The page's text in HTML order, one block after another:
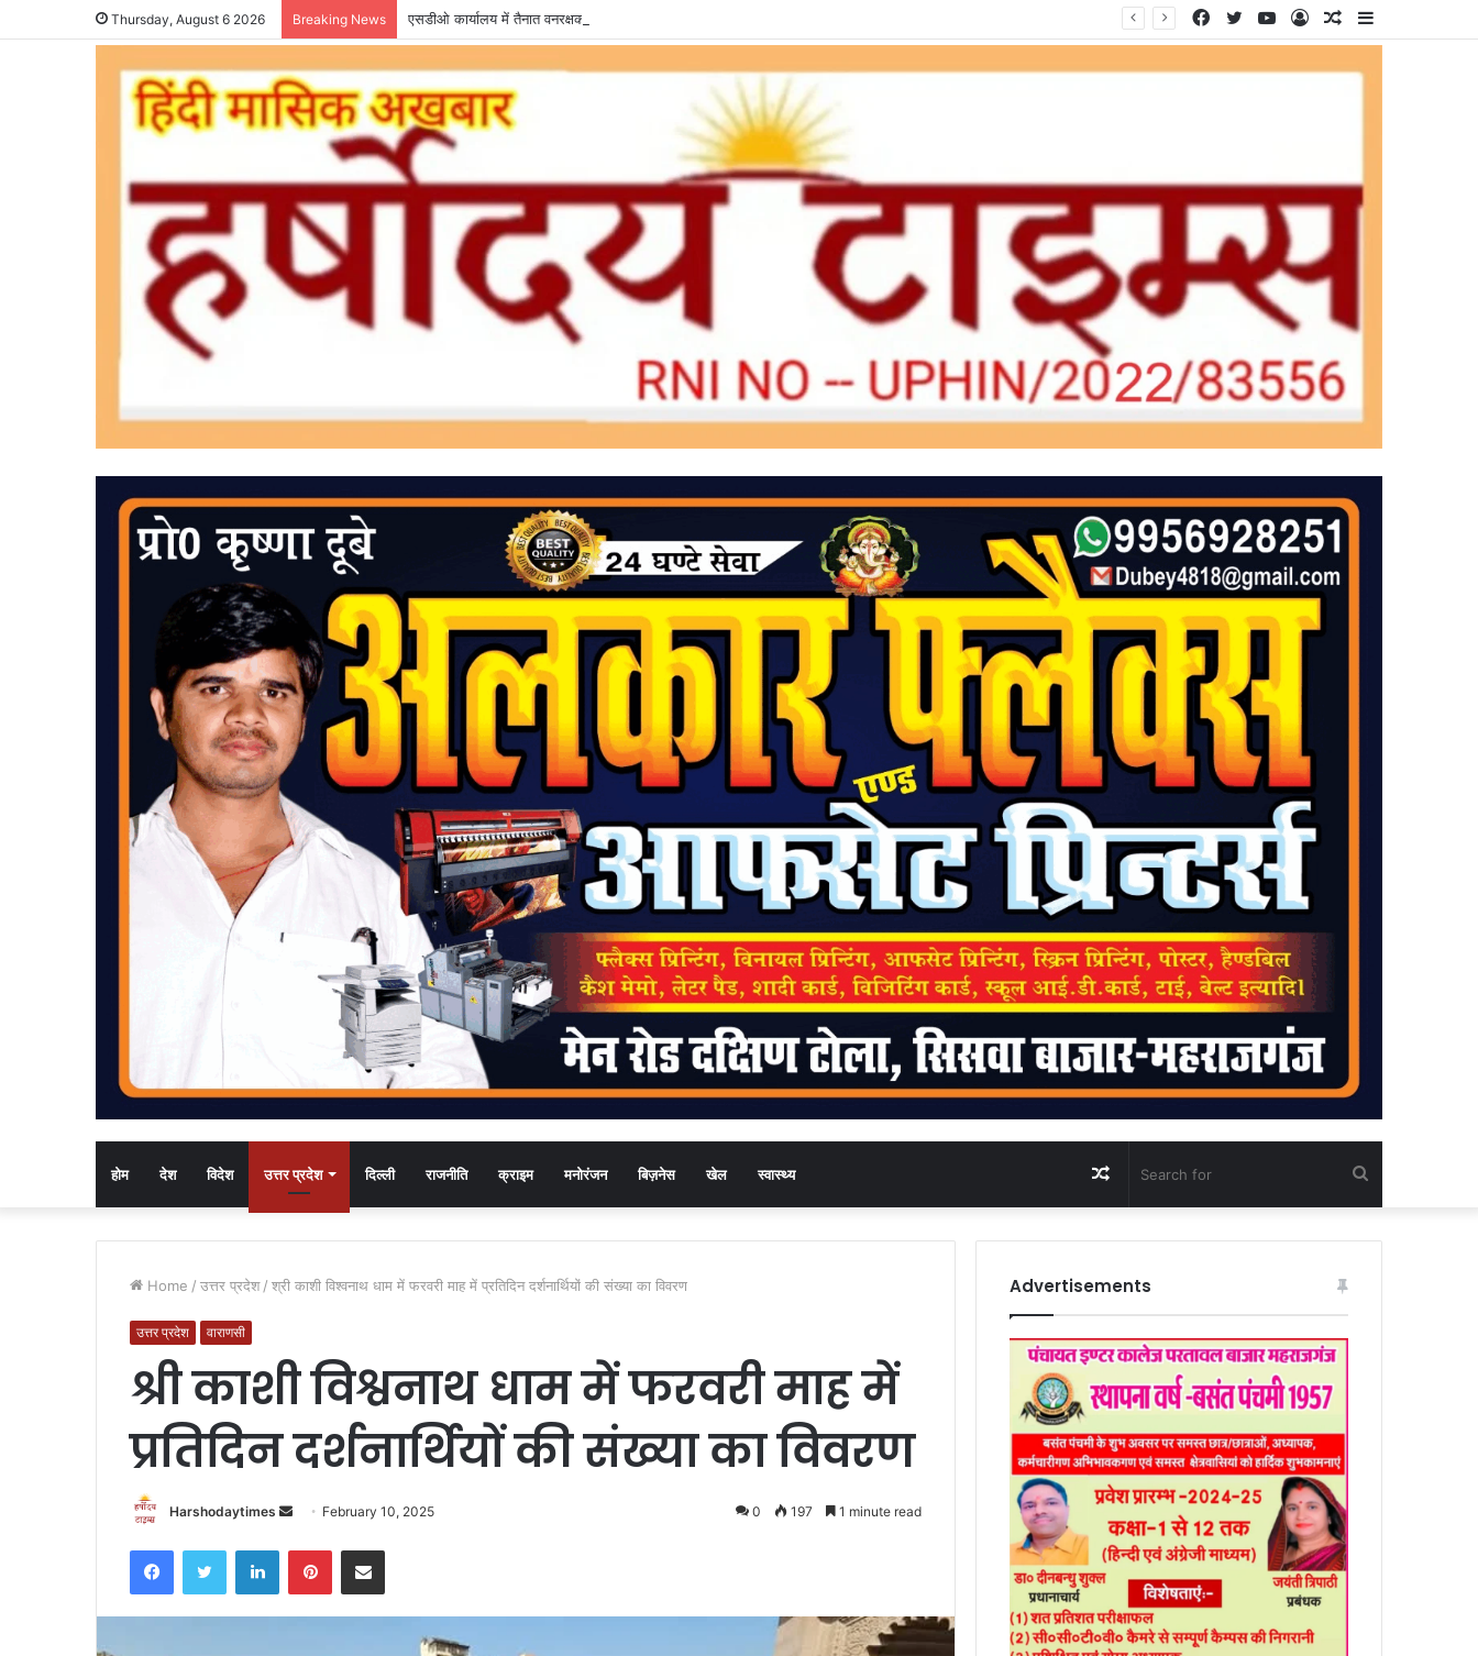
Thursday, August 6 2026 Breaking News एसडीओ कार्यालय में तैनात वनरक्षक पर रिश्वतखोरी के आरोप, जांच की उठी मांग Sidebar
Random
Log
YouTube
Twitter
Facebook
होम देश विदेश उत्तर प्रदेश दिल्ली राजनीति क्राइम मनोरंजन बिज़नेस खेल स्वास्थ्य
for
Random
Article
Home / उत्तर प्रदेश / श्री काशी विश्वनाथ धाम में फरवरी माह में प्रतिदिन दर्शनार्थियों की संख्या का विवरण
उत्तर प्रदेश वाराणसी
श्री काशी विश्वनाथ धाम में फरवरी माह में
प्रतिदिन दर्शनार्थियों की संख्या का विवरण
Harshodaytimes
Send
email
February 10, 2025 0 197 1 minute read
FacebookTwitter LinkedInPinterestShare via Email
Advertisements